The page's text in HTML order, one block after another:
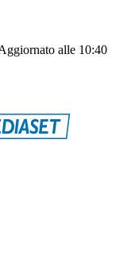
alle 10:40